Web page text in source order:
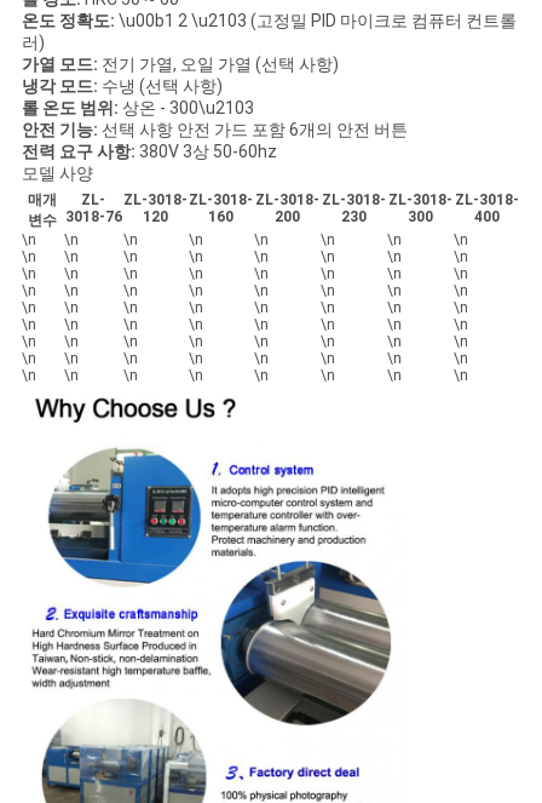
요
구
하
세
요
VR
SHOW
SITEMAP
PRIVACY
POLICY
온도 정확도: \u00b1 2 \u2103 (고정밀 PID 마이크로 컴퓨터 컨트롤
러)
가열 모드: 전기 가열, 오일 가열 (선택 사항)
냉각 모드: 수냉 (선택 사항)
롤 온도 범위: 상온 - 300\u2103
안전 기능: 선택 사항 안전 가드 포함 6개의 안전 버튼
전력 요구 사항: 380V 3상 50-60hz
모델 사양
매개
변수
ZL-
3018-76
ZL-3018-
120
ZL-3018-
160
ZL-3018-
200
ZL-3018-
230
ZL-3018-
300
ZL-3018-
400
\n
\n \n \n \n \n \n
\n
\n
\n \n \n \n \n \n
\n
\n
\n \n \n \n \n \n
\n
\n
\n \n \n \n \n \n
\n
\n
\n \n \n \n \n \n
\n
\n
\n \n \n \n \n \n
\n
\n
\n \n \n \n \n \n
\n
\n
\n \n \n \n \n \n
\n
\n
\n \n \n \n \n \n \n